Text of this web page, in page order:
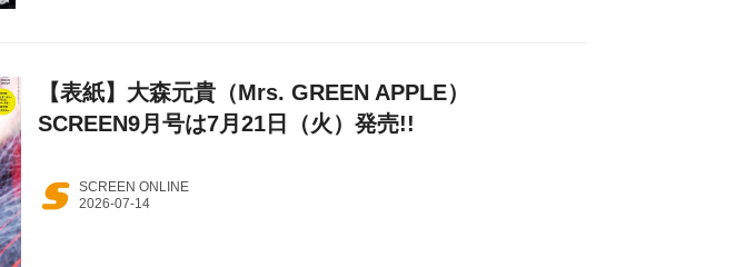
【表紙】大森元貴（Mrs. GREEN APPLE）
SCREEN9月号は7月21日（火）発売!!
SCREEN ONLINE